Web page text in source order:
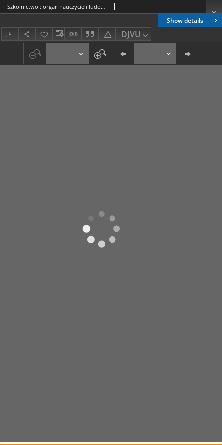
Show details
DJVU
Szkolnictwo : organ nauczycieli ludowych. 1901, R.11, nr 05